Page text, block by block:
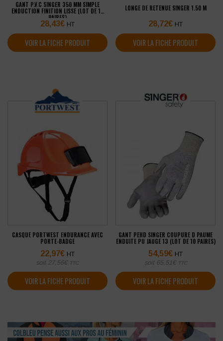
GANT P.V.C SINGER 350 MM SIMPLE
ENDUCTION FINITION LISSE (LOT DE 10
PAIRES)
28,43€ HT
VOIR LA FICHE PRODUIT
LONGE DE RETENUE SINGER 1.50 M
28,72€ HT
VOIR LA FICHE PRODUIT
CASQUE PORTWEST ENDURANCE AVEC
PORTE-BADGE
22,97€ HT
soit 27,56€ TTC
VOIR LA FICHE PRODUIT
GANT PEHD SINGER COUPURE D PAUME
ENDUITE PU JAUGE 13 (LOT DE 10 PAIRES)
54,59€ HT
soit 65,51 € TTC
VOIR LA FICHE PRODUIT